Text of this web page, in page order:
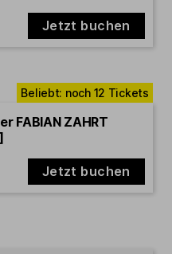
Jetzt buchen
FABIAN ZAHRT
Jetzt buchen